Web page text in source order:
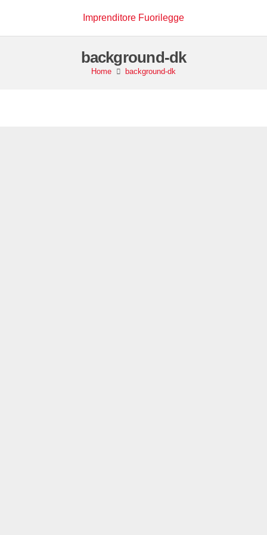
Imprenditore Fuorilegge
background-dk
Home background-dk